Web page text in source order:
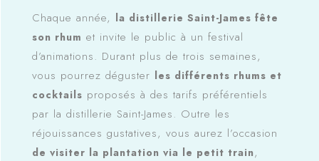
Chaque année, la distillerie Saint-James fête
son rhum et invite le public à un festival
d’animations. Durant plus de trois semaines,
vous pourrez déguster les différents rhums et
cocktails proposés à des tarifs préférentiels
par la distillerie Saint-James. Outre les
réjouissances gustatives, vous aurez l’occasion
de visiter la plantation via le petit train,